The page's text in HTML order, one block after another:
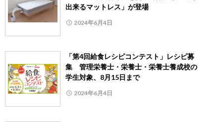
出来るマットレス」が登場
2024年6月4日
「第4回給食レシピコンテスト」レシピ募
集 管理栄養士・栄養士・栄養士養成校の
学生対象、8月15日まで
2024年6月4日